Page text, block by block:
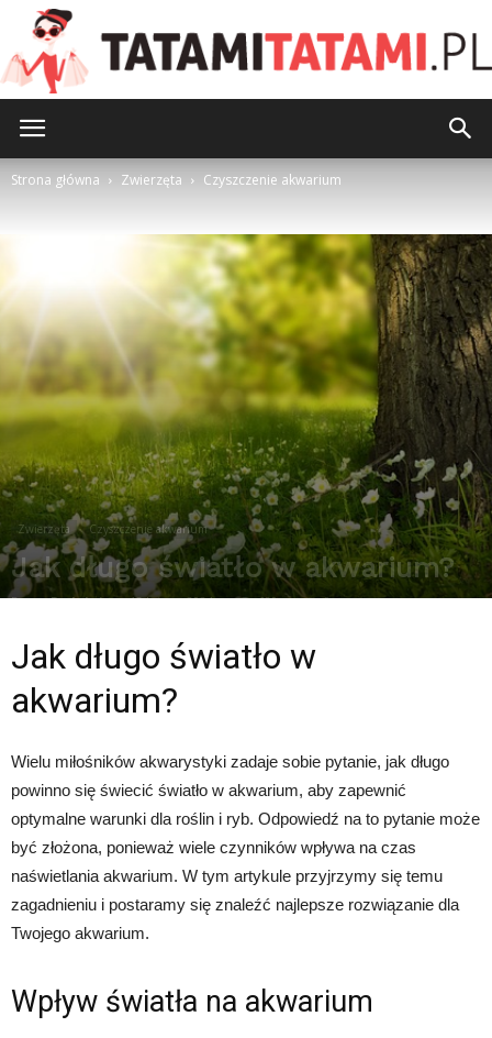
Strona główna Zwierzęta Czyszczenie akwarium
Zwierzęta Czyszczenie akwarium
Jak długo światło w akwarium?
Przez Redakcja - 12 lutego 2024 699 0
Jak długo światło w
akwarium?
Wielu miłośników akwarystyki zadaje sobie pytanie, jak długo
powinno się świecić światło w akwarium, aby zapewnić
optymalne warunki dla roślin i ryb. Odpowiedź na to pytanie może
być złożona, ponieważ wiele czynników wpływa na czas
naświetlania akwarium. W tym artykule przyjrzymy się temu
zagadnieniu i postaramy się znaleźć najlepsze rozwiązanie dla
Twojego akwarium.
Wpływ światła na akwarium